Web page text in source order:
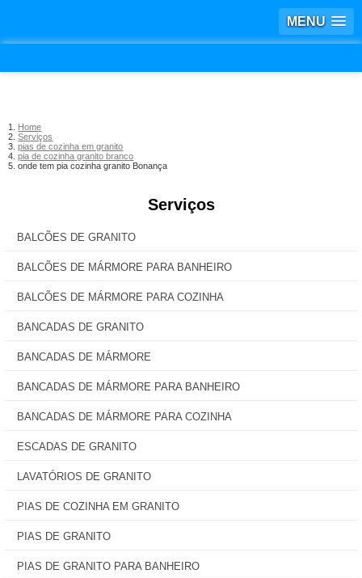
MENU
Home
Serviços
pias de cozinha em granito
pia de cozinha granito branco
onde tem pia cozinha granito Bonança
Serviços
BALCÕES DE GRANITO
BALCÕES DE MÁRMORE PARA BANHEIRO
BALCÕES DE MÁRMORE PARA COZINHA
BANCADAS DE GRANITO
BANCADAS DE MÁRMORE
BANCADAS DE MÁRMORE PARA BANHEIRO
BANCADAS DE MÁRMORE PARA COZINHA
ESCADAS DE GRANITO
LAVATÓRIOS DE GRANITO
PIAS DE COZINHA EM GRANITO
PIAS DE GRANITO
PIAS DE GRANITO PARA BANHEIRO